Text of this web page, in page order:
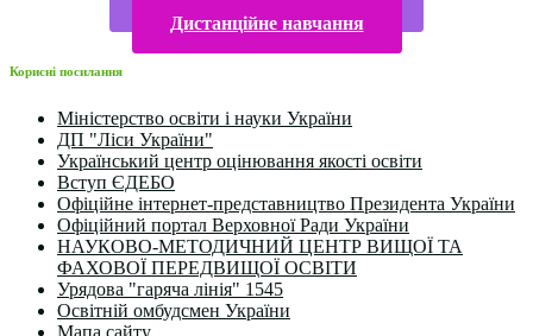
Дистанційне навчання
Корисні посилання
Міністерство освіти і науки України
ДП "Ліси України"
Український центр оцінювання якості освіти
Вступ ЄДЕБО
Офіційне інтернет-представництво Президента України
Офіційний портал Верховної Ради України
НАУКОВО-МЕТОДИЧНИЙ ЦЕНТР ВИЩОЇ ТА
ФАХОВОЇ ПЕРЕДВИЩОЇ ОСВІТИ
Урядова "гаряча лінія" 1545
Освітній омбудсмен України